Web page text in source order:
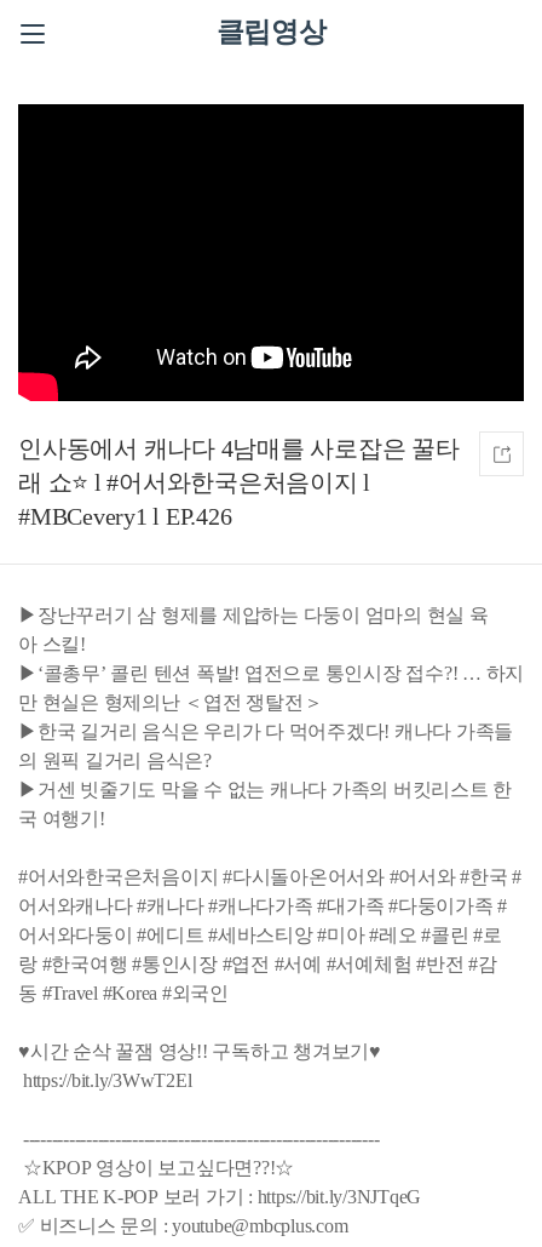
클립영상
인사동에서 캐나다 4남매를 사로잡은 꿀타
래 쇼⭐ l #어서와한국은처음이지 l
#MBCevery1 l EP.426
▶장난꾸러기 삼 형제를 제압하는 다둥이 엄마의 현실 육
아 스킬!
▶‘콜총무’ 콜린 텐션 폭발! 엽전으로 통인시장 접수?! … 하지
만 현실은 형제의난 ＜엽전 쟁탈전＞
▶한국 길거리 음식은 우리가 다 먹어주겠다! 캐나다 가족들
의 원픽 길거리 음식은?
▶거센 빗줄기도 막을 수 없는 캐나다 가족의 버킷리스트 한
국 여행기!
#어서와한국은처음이지 #다시돌아온어서와 #어서와 #한국 #
어서와캐나다 #캐나다 #캐나다가족 #대가족 #다둥이가족 #
어서와다둥이 #에디트 #세바스티앙 #미아 #레오 #콜린 #로
랑 #한국여행 #통인시장 #엽전 #서예 #서예체험 #반전 #감
동 #Travel #Korea #외국인
♥시간 순삭 꿀잼 영상!! 구독하고 챙겨보기♥
https://bit.ly/3WwT2El
--------------------------------------------------------------
☆KPOP 영상이 보고싶다면??!☆
ALL THE K-POP 보러 가기 : https://bit.ly/3NJTqeG
✅ 비즈니스 문의 : youtube@mbcplus.com